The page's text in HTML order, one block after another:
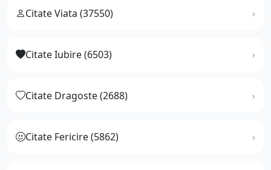
Citate Viata (37550)
Citate Iubire (6503)
Citate Dragoste (2688)
Citate Fericire (5862)